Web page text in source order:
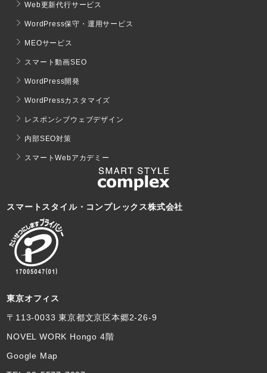
Web更新代行サービス
WordPress保守・運用サービス
MEOサービス
スマート動画SEO
WordPress開発
WordPressカスタマイズ
レスポンシブウェブデザイン
内部SEO対策
スマートWebアカデミー
スマートスタイル・コンプレックス株式会社
東京オフィス
〒113-0033 東京都文京区本郷2-26-9
NOVEL WORK Hongo 4階
Google Map